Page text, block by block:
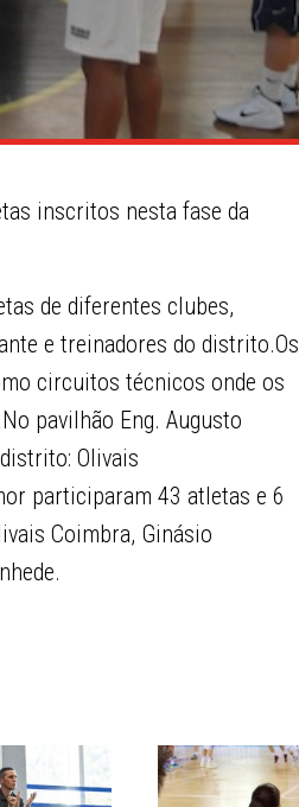
inscritos nesta fase da
de diferentes clubes,
e treinadores do distrito.Os
circuitos técnicos onde os
pavilhão Eng. Augusto
Olivais
participaram 43 atletas e 6
Coimbra, Ginásio